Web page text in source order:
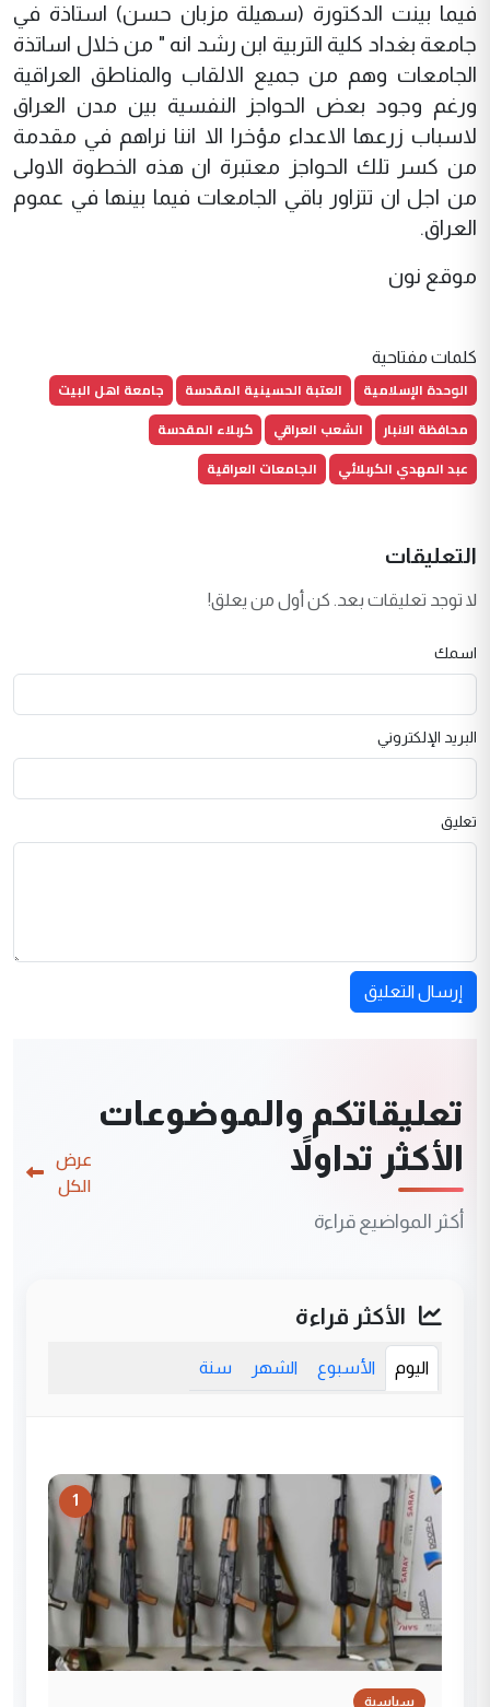
فيما بينت الدكتورة (سهيلة مزبان حسن) استاذة في
جامعة بغداد كلية التربية ابن رشد انه " من خلال اساتذة
الجامعات وهم من جميع الالقاب والمناطق العراقية
ورغم وجود بعض الحواجز النفسية بين مدن العراق
لاسباب زرعها الاعداء مؤخرا الا اننا نراهم في مقدمة
من كسر تلك الحواجز معتبرة ان هذه الخطوة الاولى
من اجل ان تتزاور باقي الجامعات فيما بينها في عموم
العراق.
موقع نون
كلمات مفتاحية
الوحدة الإسلامية العتبة الحسينية المقدسة
جامعة اهل البيت
محافظة الانبار
الشعب العراقي
كربلاء المقدسة
عبد المهدي الكربلائي
الجامعات العراقية
التعليقات
لا توجد تعليقات بعد. كن أول من يعلق!
اسمك
البريد الإلكتروني
تعليق
إرسال التعليق
تعليقاتكم والموضوعات
الأكثر تداولاً
أكثر المواضيع قراءة
عرض
الكل
الأكثر قراءة
اليوم الأسبوع الشهر سنة
1
سياسية